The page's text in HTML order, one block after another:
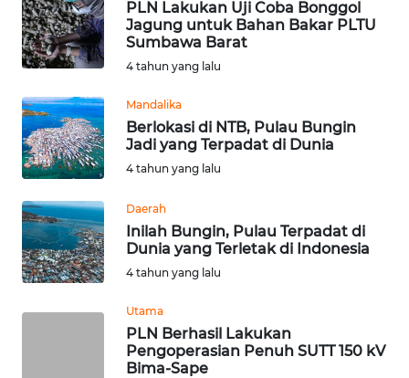
PLN Lakukan Uji Coba Bonggol
Jagung untuk Bahan Bakar PLTU
Sumbawa Barat
4 tahun yang lalu
Mandalika
Berlokasi di NTB, Pulau Bungin
Jadi yang Terpadat di Dunia
4 tahun yang lalu
Daerah
Inilah Bungin, Pulau Terpadat di
Dunia yang Terletak di Indonesia
4 tahun yang lalu
Utama
PLN Berhasil Lakukan
Pengoperasian Penuh SUTT 150 kV
Bima-Sape
WN
KALTENG
KALTARA
WN
KALSEL
WN
KALTIM
SULSEL